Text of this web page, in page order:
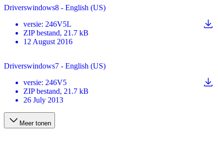
Driverswindows8 - English (US)
versie: 246V5L
ZIP bestand, 21.7 kB
12 August 2016
Driverswindows7 - English (US)
versie: 246V5
ZIP bestand, 21.7 kB
26 July 2013
Meer tonen